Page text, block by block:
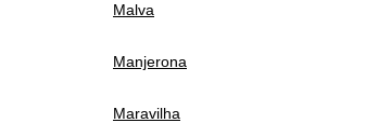
Malva
Manjerona
Maravilha